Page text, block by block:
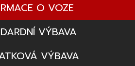
O VOZE
VÝBAVA
VÝBAVA